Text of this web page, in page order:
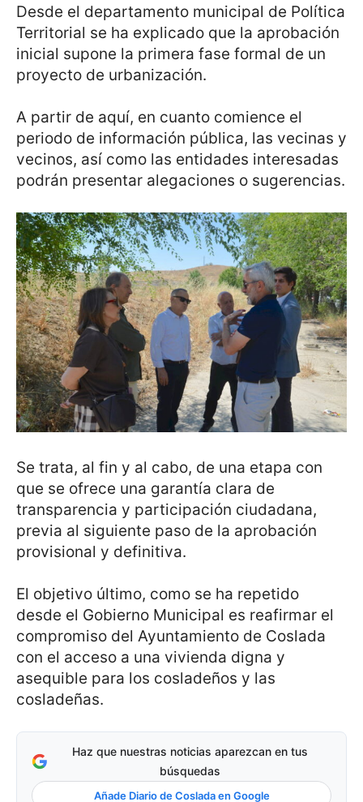
Desde el departamento municipal de Política
Territorial se ha explicado que la aprobación
inicial supone la primera fase formal de un
proyecto de urbanización.
A partir de aquí, en cuanto comience el
periodo de información pública, las vecinas y
vecinos, así como las entidades interesadas
podrán presentar alegaciones o sugerencias.
Se trata, al fin y al cabo, de una etapa con
que se ofrece una garantía clara de
transparencia y participación ciudadana,
previa al siguiente paso de la aprobación
provisional y definitiva.
El objetivo último, como se ha repetido
desde el Gobierno Municipal es reafirmar el
compromiso del Ayuntamiento de Coslada
con el acceso a una vivienda digna y
asequible para los cosladeños y las
cosladeñas.
Haz que nuestras noticias aparezcan en tus
búsquedas
Añade Diario de Coslada en Google